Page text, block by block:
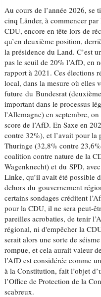
Au cours de l’année 2026, se
cinq Länder, à commencer
CDU, encore en tête lors de
qu’en deuxième position,
la présidence du Land. C’est
pas le seuil de 20% l’AfD, en
rapport à 2021. Ces élections
local, dans la mesure où elles
future du Bundesrat
important dans le processus
l'Allemagne) en septembre,
score de l’AfD. En Saxe en
contre 32%), et l’avait pour la
Thuringe (32,8% contre
coalition contre nature de la
Wagenknecht) et du SPD,
Linke, qu’il avait été possible
dehors du gouvernement
certains sondages créditent
pour la CDU, il ne sera peut-
pareilles acrobaties, de tenir
régional, ni d'empêcher la
serait alors une sorte de
rompue, et cela aurait valeur
l’AfD est considérée comme
à la Constitution, fait l’objet
l’Office de Protection de la
scabreux.